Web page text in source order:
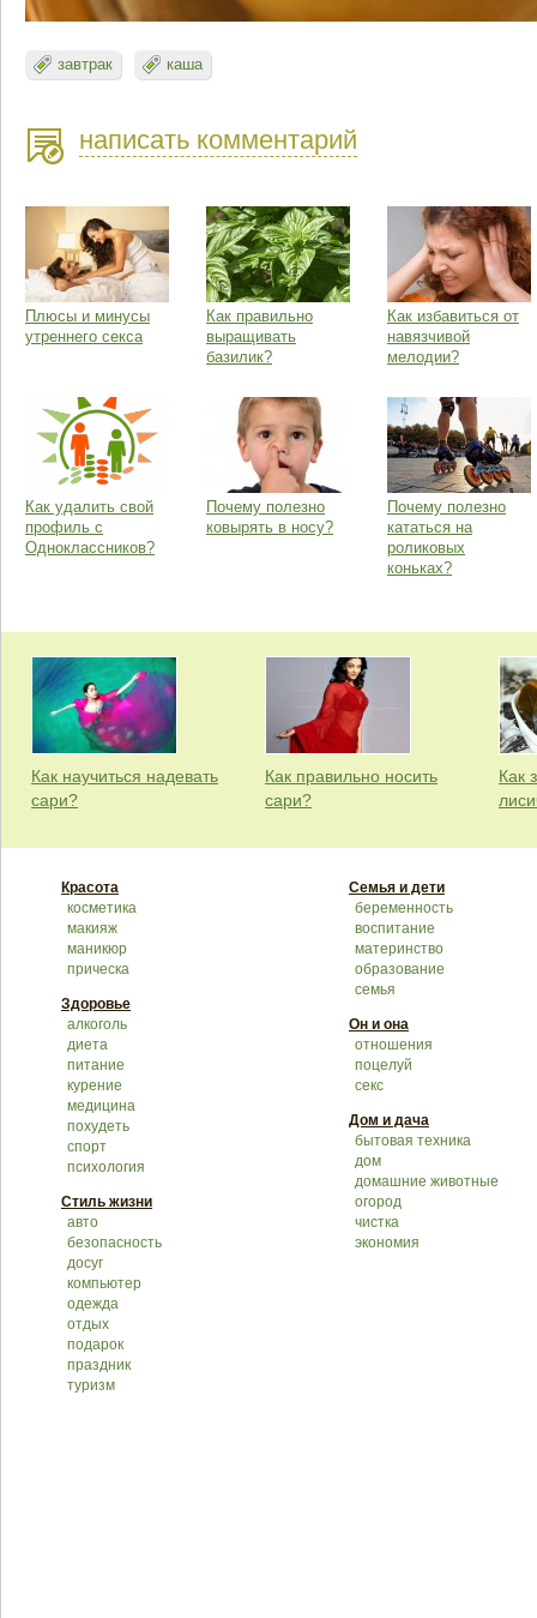
завтрак каша
написать комментарий
Плюсы и минусы
утреннего секса
Как правильно
выращивать
базилик?
Как избавиться от
навязчивой
мелодии?
Как удалить свой
профиль с
Одноклассников?
Почему полезно
ковырять в носу?
Почему полезно
кататься на
роликовых
коньках?
Как научиться надевать
сари?
Как правильно носить
сари?
Как
Красота
косметика
макияж
маникюр
прическа
Здоровье
алкоголь
диета
питание
курение
медицина
похудеть
спорт
психология
Стиль жизни
авто
безопасность
досуг
компьютер
одежда
отдых
подарок
праздник
туризм
Семья и дети
беременность
воспитание
материнство
образование
семья
Он и она
отношения
поцелуй
секс
Дом и дача
бытовая техника
дом
домашние животные
огород
чистка
экономия